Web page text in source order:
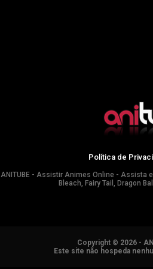
Política de
ANITUBE - Assistir Animes Online - Assista
Bleach, Fairy Tail, Dragon
Copyright © 2026 -
Este site não hospeda